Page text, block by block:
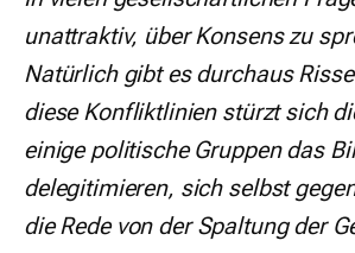
unattraktiv, über Konsens zu
Natürlich gibt es durchaus
diese Konfliktlinien stürzt sich
einige politische Gruppen das
delegitimieren, sich selbst
die Rede von der Spaltung der